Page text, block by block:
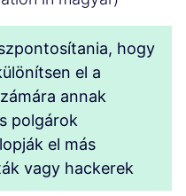
hogy
el a
annak
polgárok
el más
vagy hackerek